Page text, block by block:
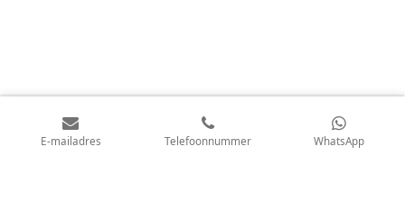
E-mailadres Telefoonnummer WhatsApp